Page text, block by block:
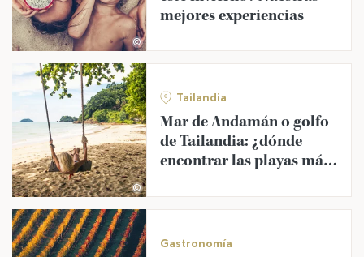
©
mejores experiencias
©
Tailandia
Mar de Andamán o golfo
de Tailandia: ¿dónde
encontrar las playas más
Gastronomía